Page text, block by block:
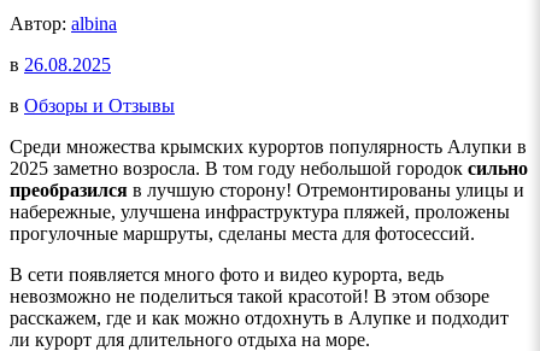
Автор: albina
в 26.08.2025
в Обзоры и Отзывы
Среди множества крымских курортов популярность Алупки в
2025 заметно возросла. В том году небольшой городок сильно
преобразился в лучшую сторону! Отремонтированы улицы и
набережные, улучшена инфраструктура пляжей, проложены
прогулочные маршруты, сделаны места для фотосессий.
В сети появляется много фото и видео курорта, ведь
невозможно не поделиться такой красотой! В этом обзоре
расскажем, где и как можно отдохнуть в Алупке и подходит
ли курорт для длительного отдыха на море.